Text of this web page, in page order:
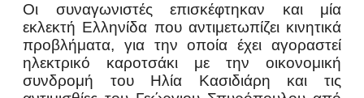
Οι συναγωνιστές επισκέφτηκαν και μία
εκλεκτή Ελληνίδα που αντιμετωπίζει κινητικά
προβλήματα, για την οποία έχει αγοραστεί
ηλεκτρικό καροτσάκι με την οικονομική
συνδρομή του Ηλία Κασιδιάρη και τις